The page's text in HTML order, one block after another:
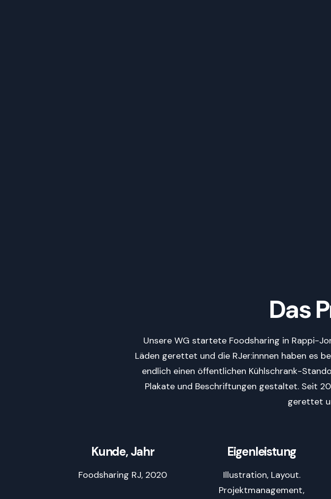
Das
Unsere WG startete Foodsharing in Rappi-
Läden gerettet und die RJer:innnen haben es
endlich einen öffentlichen Kühlschrank-
Plakate und Beschriftungen gestaltet. Seit
gerettet
Kunde, Jahr
Foodsharing RJ, 2020
Eigenleistung
Illustration, Layout.
Projektmanagement,